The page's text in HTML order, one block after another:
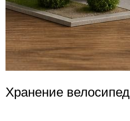
Хранение